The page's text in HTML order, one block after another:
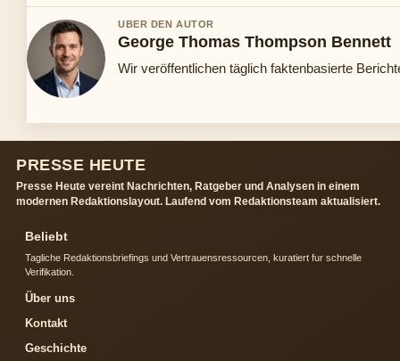
UBER DEN AUTOR
George Thomas Thompson Bennett
Wir veröffentlichen täglich faktenbasierte
PRESSE HEUTE
Presse Heute vereint Nachrichten, Ratgeber und Analysen in einem
modernen Redaktionslayout. Laufend vom Redaktionsteam aktualisiert.
Beliebt
Tagliche Redaktionsbriefings und Vertrauensressourcen, kuratiert fur schnelle
Verifikation.
Über uns
Kontakt
Geschichte